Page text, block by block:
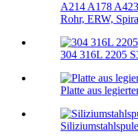
A214 A178
Rohr, ERW,
304 316L 2205
Platte aus
Siliziumstahlspule